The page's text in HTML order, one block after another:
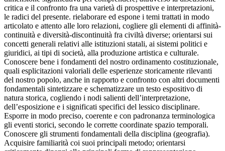
critica e il confronto fra una varietà di prospettive e interpretazioni,
le radici del presente. rielaborare ed espone i temi trattati in modo
articolato e attento alle loro relazioni, cogliere gli elementi di affinità-
continuità e diversità-discontinuità fra civiltà diverse; orientarsi sui
concetti generali relativi alle istituzioni statali, ai sistemi politici e
giuridici, ai tipi di società, alla produzione artistica e culturale.
Conoscere bene i fondamenti del nostro ordinamento costituzionale,
quali esplicitazioni valoriali delle esperienze storicamente rilevanti
del nostro popolo, anche in rapporto e confronto con altri documenti
fondamentali sintetizzare e schematizzare un testo espositivo di
natura storica, cogliendo i nodi salienti dell’interpretazione,
dell’esposizione e i significati specifici del lessico disciplinare.
Esporre in modo preciso, coerente e con padronanza terminologica
gli eventi storici, secondo le corrette coordinate spazio temporali.
Conoscere gli strumenti fondamentali della disciplina (geografia).
Acquisire familiarità coi suoi principali metodo; orientarsi